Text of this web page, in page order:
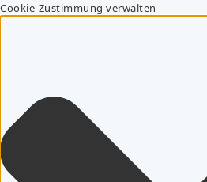
Cookie-Zustimmung verwalten